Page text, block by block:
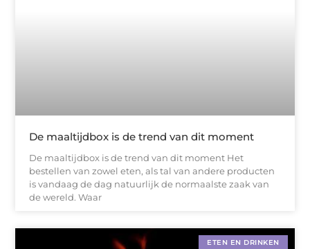
De maaltijdbox is de trend van dit moment
De maaltijdbox is de trend van dit moment Het
bestellen van zowel eten, als tal van andere producten
is vandaag de dag natuurlijk de normaalste zaak van
de wereld. Waar
ETEN EN DRINKEN